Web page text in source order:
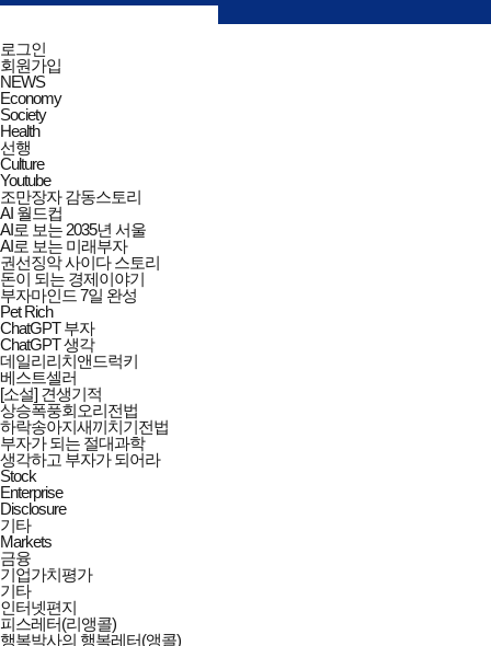
검색창
닫기
검색
전체메뉴
닫기
로그인
회원가입
NEWS
Economy
Society
Health
선행
Culture
Youtube
조만장자 감동스토리
AI 월드컵
AI로 보는 2035년 서울
AI로 보는 미래부자
권선징악 사이다 스토리
돈이 되는 경제이야기
부자마인드 7일 완성
Pet Rich
ChatGPT 부자
ChatGPT 생각
데일리리치앤드럭키
베스트셀러
[소설] 견생기적
상승폭풍회오리전법
하락송아지새끼치기전법
부자가 되는 절대과학
생각하고 부자가 되어라
Stock
Enterprise
Disclosure
기타
Markets
금융
기업가치평가
기타
인터넷편지
피스레터(리앵콜)
행복박사의 행복레터(앵콜)